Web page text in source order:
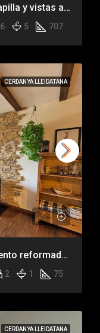
Propiedad única con piscina, capilla y vistas al Cadí – La Seu d’Urgell
6 5 707
CERDANYA LLEIDATANA
Bellver de Cerdanya – Apartamento reformado con ascensor, parking y trasteros
2 1 75
CERDANYA LLEIDATANA